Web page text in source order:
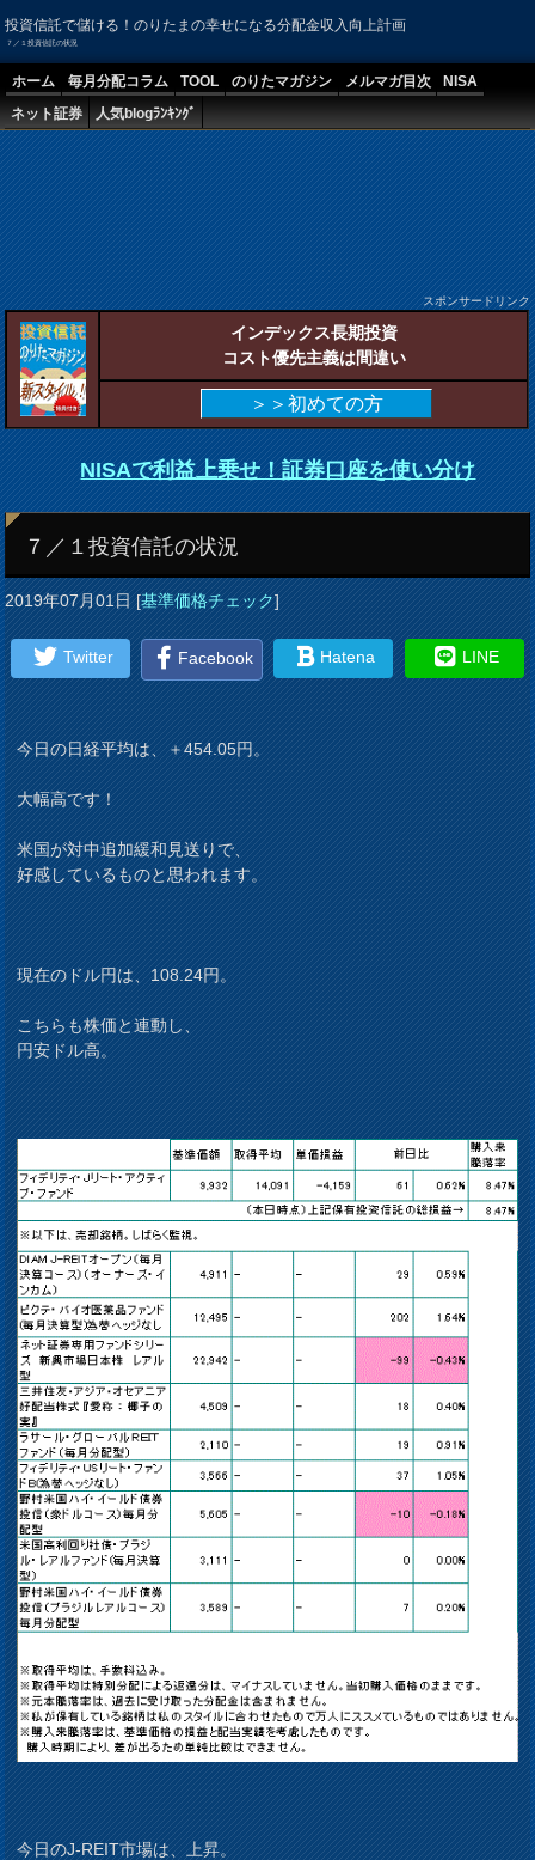
投資信託で儲ける！のりたまの幸せになる分配金収入向上計画
７／１投資信託の状況
ホーム 毎月分配コラム TOOL のりたマガジン メルマガ目次
NISA
ネット証券
人気blogﾗﾝｷﾝｸﾞ
スポンサードリンク
インデックス長期投資
コスト優先主義は間違い
＞＞初めての方
NISAで利益上乗せ！証券口座を使い分け
７／１投資信託の状況
2019年07月01日[基準価格チェック]
Twitter Facebook Hatena LINE
今日の日経平均は、＋454.05円。
大幅高です！
米国が対中追加緩和見送りで、
好感しているものと思われます。
現在のドル円は、108.24円。
こちらも株価と連動し、
円安ドル高。
今日のJ-REIT市場は、上昇。